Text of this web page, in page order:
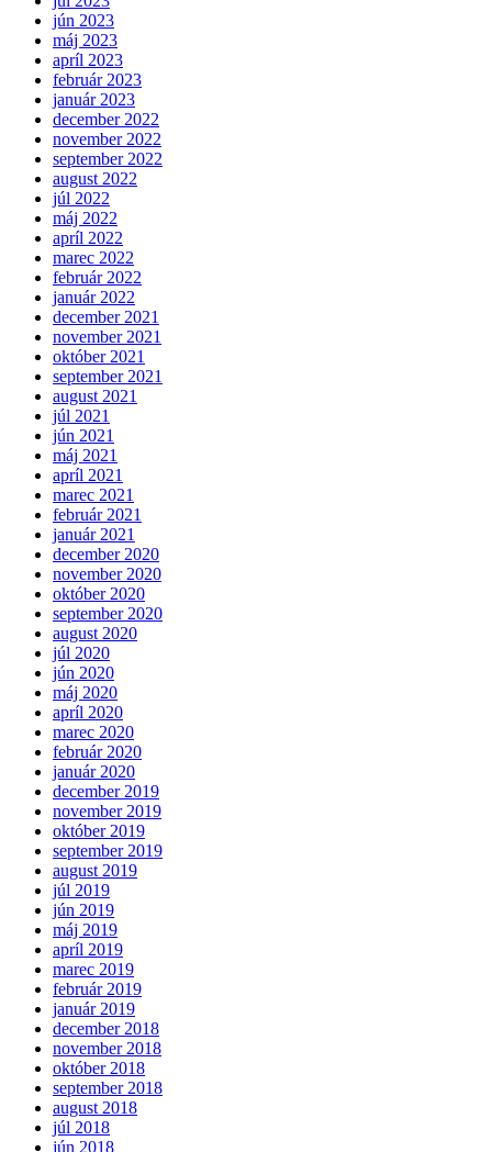
jún 2023
máj 2023
apríl 2023
február 2023
január 2023
december 2022
november 2022
september 2022
august 2022
júl 2022
máj 2022
apríl 2022
marec 2022
február 2022
január 2022
december 2021
november 2021
október 2021
september 2021
august 2021
júl 2021
jún 2021
máj 2021
apríl 2021
marec 2021
február 2021
január 2021
december 2020
november 2020
október 2020
september 2020
august 2020
júl 2020
jún 2020
máj 2020
apríl 2020
marec 2020
február 2020
január 2020
december 2019
november 2019
október 2019
september 2019
august 2019
júl 2019
jún 2019
máj 2019
apríl 2019
marec 2019
február 2019
január 2019
december 2018
november 2018
október 2018
september 2018
august 2018
júl 2018
jún 2018